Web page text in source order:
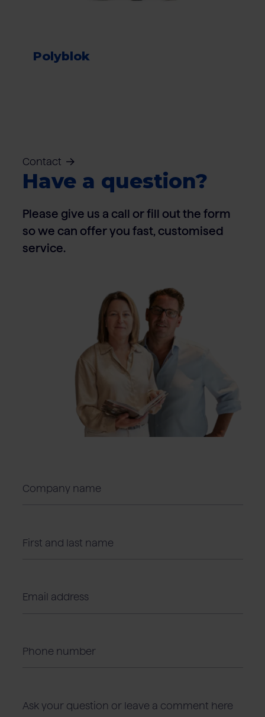
Polyblok
Contact
Have a question?
Please give us a call or fill out the form
so we can offer you fast, customised
service.